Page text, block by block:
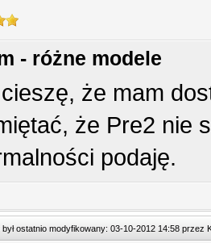
- różne modele
że mam
że Pre2 nie
podaję.
był ostatnio modyfikowany: 03-10-2012 14:58 przez